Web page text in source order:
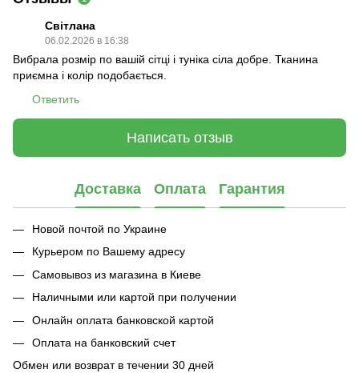
Світлана
06.02.2026 в 16:38
Вибрала розмір по вашій сітці і туніка сіла добре. Тканина
приємна і колір подобається.
Ответить
Написать отзыв
Доставка Оплата Гарантия
Новой почтой по Украине
Курьером по Вашему адресу
Самовывоз из магазина в Киеве
Наличными или картой при получении
Онлайн оплата банковской картой
Оплата на банковский счет
Обмен или возврат в течении 30 дней